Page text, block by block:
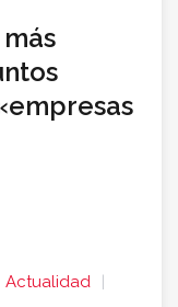
Actualidad